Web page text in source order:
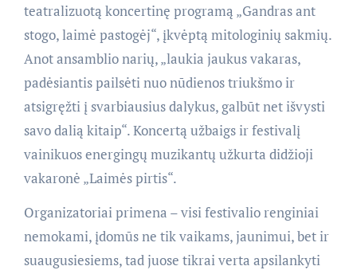
teatralizuotą koncertinę programą „Gandras ant
stogo, laimė pastogėj“, įkvėptą mitologinių sakmių.
Anot ansamblio narių, „laukia jaukus vakaras,
padėsiantis pailsėti nuo nūdienos triukšmo ir
atsigręžti į svarbiausius dalykus, galbūt net išvysti
savo dalią kitaip“. Koncertą užbaigs ir festivalį
vainikuos energingų muzikantų užkurta didžioji
vakaronė „Laimės pirtis“.
Organizatoriai primena – visi festivalio renginiai
nemokami, įdomūs ne tik vaikams, jaunimui, bet ir
suaugusiesiems, tad juose tikrai verta apsilankyti